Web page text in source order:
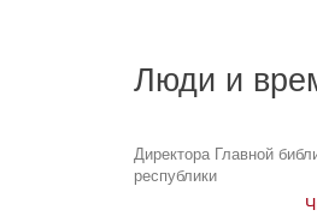
Люди и
Директора Главной
республики